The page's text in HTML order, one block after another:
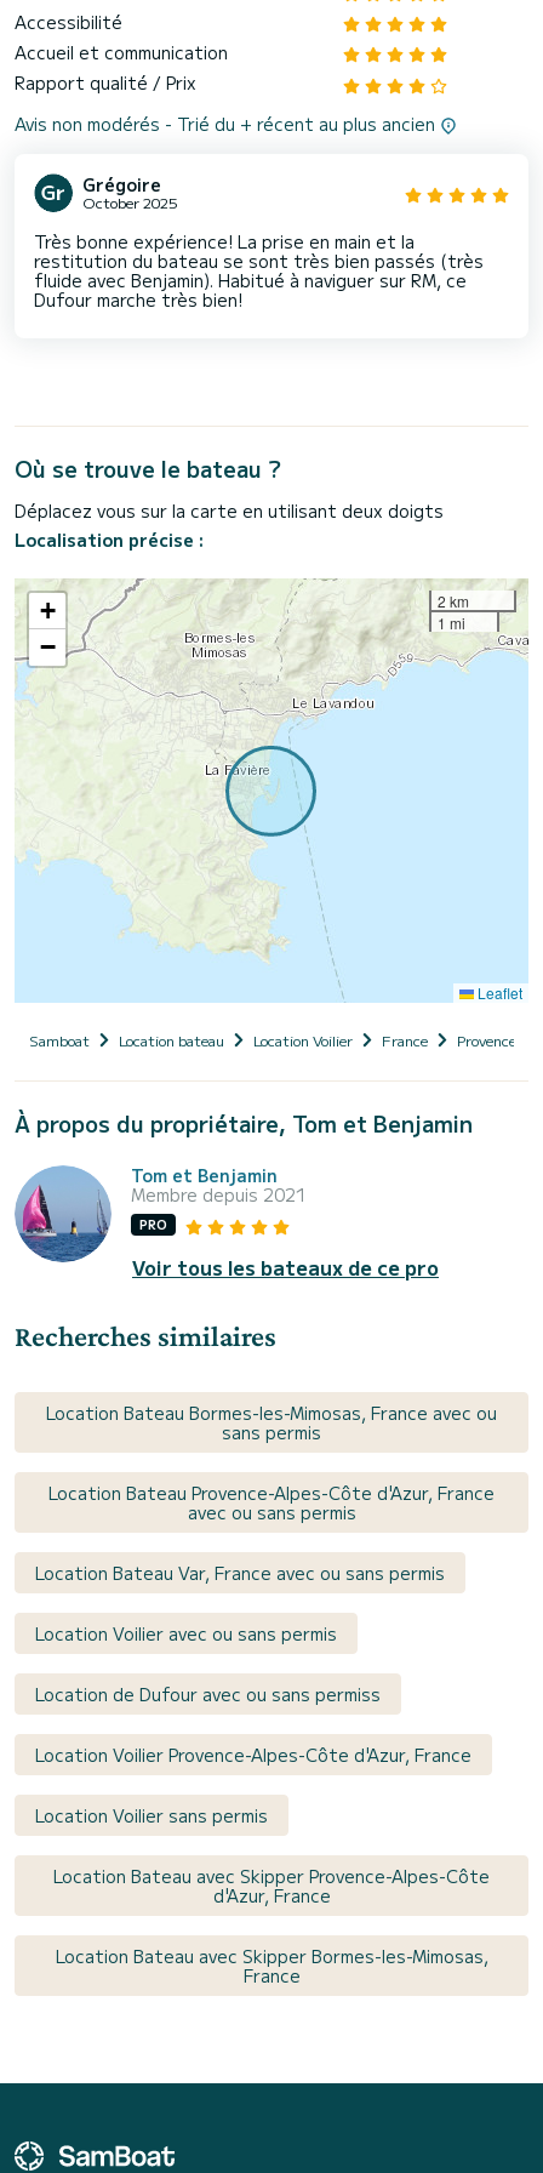
Accessibilité
Accueil et communication
Rapport qualité / Prix
Avis non modérés - Trié du + récent au plus ancien
Grégoire
October 2025
Très bonne expérience! La prise en main et la
restitution du bateau se sont très bien passés (très
fluide avec Benjamin). Habitué à naviguer sur RM, ce
Dufour marche très bien!
Où se trouve le bateau ?
Déplacez vous sur la carte en utilisant deux doigts
Localisation précise :
+
−
2 km
1 mi
Leaflet
Samboat Location bateau Location Voilier France Provence-
À propos du propriétaire, Tom et Benjamin
Tom et Benjamin
Membre depuis 2021
PRO
Voir tous les bateaux de ce pro
Recherches similaires
Location Bateau Bormes-les-Mimosas, France avec ou
sans permis
Location Bateau Provence-Alpes-Côte d'Azur, France
avec ou sans permis
Location Bateau Var, France avec ou sans permis
Location Voilier avec ou sans permis
Location de Dufour avec ou sans permiss
Location Voilier Provence-Alpes-Côte d'Azur, France
Location Voilier sans permis
Location Bateau avec Skipper Provence-Alpes-Côte
d'Azur, France
Location Bateau avec Skipper Bormes-les-Mimosas,
France